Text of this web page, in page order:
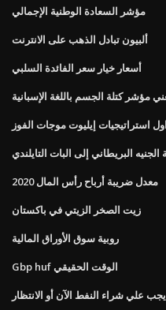
مؤشر السعادة الوطنية الإجمالي
ألبيون تبادل الذهب على الانترنت
أسعار خيار سعر الفائدة السلبي
مؤشر كتلة الجسم باللغة الإسبانية
البريطاني إلى البات التايلندي
معدل ضريبة أرباح رأس المال 2020
زيت الصخر الزيتي في باكستان
روبية سوق الأوراق المالية
Gbp huf الوقت الحقيقي
يجب علي شراء النفط الآن أو الانتظار